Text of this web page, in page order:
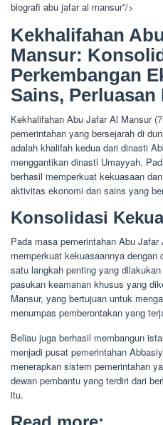
biografi abu jafar al mansur”/>
Kekhalifahan
Mansur:
Perkembangan
Sains, Perluasan
Kekhalifahan Abu Jafar Al Mansur
pemerintahan yang bersejarah di
adalah khalifah kedua dari dinasti
menggantikan dinasti Umayyah.
berhasil memperkuat kekuasaan
aktivitas ekonomi dan sains yang
Konsolidasi
Pada masa pemerintahan Abu
memperkuat kekuasaannya
satu langkah penting yang
pasukan keamanan khusus yang
Mansur, yang bertujuan untuk
menumpas pemberontakan yang
Beliau juga berhasil membangun
menjadi pusat pemerintahan
menerapkan sistem pemerintahan
dewan pembantu yang terdiri dari
itu.